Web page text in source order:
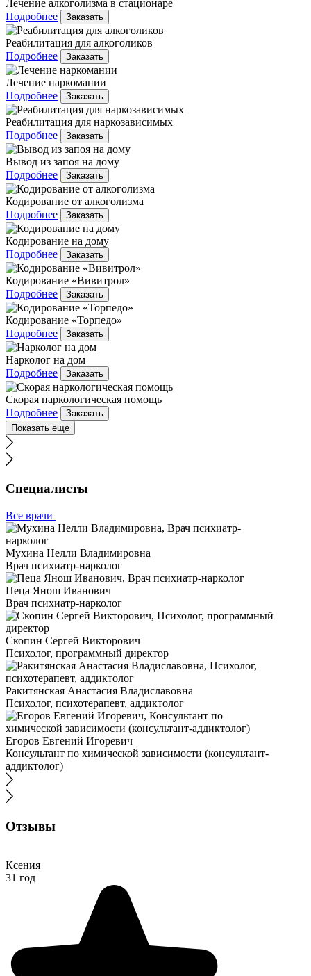
Лечение алкоголизма в стационаре
Подробнее
Заказать
Реабилитация для алкоголиков
Подробнее
Заказать
Лечение наркомании
Подробнее
Заказать
Реабилитация для наркозависимых
Подробнее
Заказать
Вывод из запоя на дому
Подробнее
Заказать
Кодирование от алкоголизма
Подробнее
Заказать
Кодирование на дому
Подробнее
Заказать
Кодирование «Вивитрол»
Подробнее
Заказать
Кодирование «Торпедо»
Подробнее
Заказать
Нарколог на дом
Подробнее
Заказать
Скорая наркологическая помощь
Подробнее
Заказать
Показать еще
Специалисты
Все врачи
Мухина Нелли Владимировна
Врач психиатр-нарколог
Пеца Янош Иванович
Врач психиатр-нарколог
Скопин Сергей Викторович
Психолог, программный директор
Ракитянская Анастасия Владиславовна
Психолог, психотерапевт, аддиктолог
Егоров Евгений Игоревич
Консультант по химической зависимости (консультант-
аддиктолог)
Отзывы
Ксения
31 год